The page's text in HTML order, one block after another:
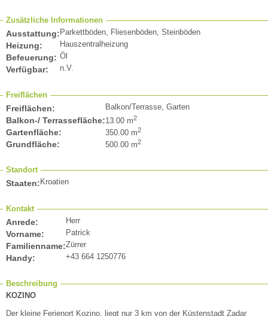
Zusätzliche Informationen
Ausstattung: Parkettböden, Fliesenböden, Steinböden
Heizung: Hauszentralheizung
Befeuerung: Öl
Verfügbar: n.V.
Freiflächen
Freiflächen: Balkon/Terrasse, Garten
Balkon-/ Terrassefläche:13.00 m2
Gartenfläche: 350.00 m2
Grundfläche: 500.00 m2
Standort
Staaten: Kroatien
Kontakt
Anrede: Herr
Vorname: Patrick
Familienname:Zürrer
Handy: +43 664 1250776
Beschreibung
KOZINO
Der kleine Ferienort Kozino, liegt nur 3 km von der Küstenstadt Zadar